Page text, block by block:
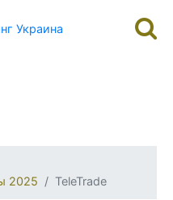
Украина
2025
TeleTrade